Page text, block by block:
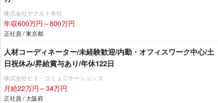
株式会社ヤクルト本社
年収600万円～800万円
正社員 / 東京都
人材コーディネーター/未経験歓迎/内勤・オフィスワーク中心/土
日祝休み/昇給賞与あり/年休122日
株式会社ヒト・コミュニケーションズ
月給22万円～34万円
正社員 / 大阪府